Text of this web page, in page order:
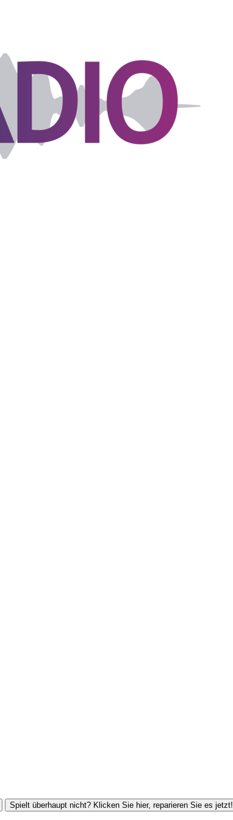
Spielt überhaupt nicht? Klicken Sie hier, reparieren Sie es jetzt!